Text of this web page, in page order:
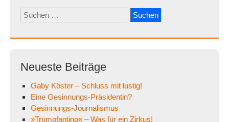
Suchen
nach:
Neueste Beiträge
Gaby Köster – Schluss mit lustig!
Eine Gesinnungs-Präsidentin?
Gesinnungs-Journalismus
»Trumpfantino« – Was für ein Zirkus!